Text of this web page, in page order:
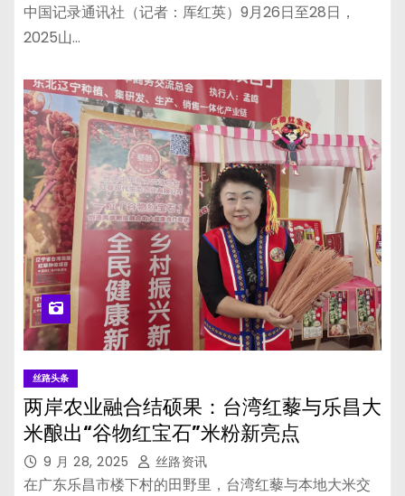
中国记录通讯社（记者：厍红英）9月26日至28日，
2025山…
丝路头条
两岸农业融合结硕果：台湾红藜与乐昌大
米酿出“谷物红宝石”米粉新亮点
9 月 28, 2025 丝路资讯
在广东乐昌市楼下村的田野里，台湾红藜与本地大米交